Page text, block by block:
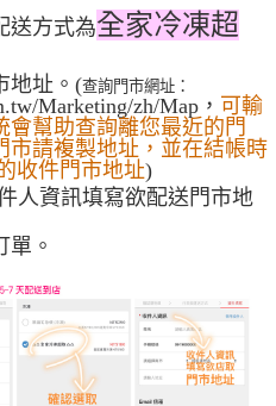
相關疑問，請聯繫「AFTEE先享後付
support/home
之「AFTEE先享後付」服務完成之交
資料，並將交易相關給付款項請求債
下網址：
理人或監護人之同意方可使用
者引起之損失，本公司不負相關責
度不足之情形，本公司將視審查結果
資訊註冊。若發現惡意使用之情形，
戶之使用額度並採取法律行動。
送方式為全家冷凍超
地址。(查詢門市網址：
Marketing/zh/Map， 可輸
會幫助查詢離您最近的門
市請複製地址，並在結帳時
收件門市地址)
人資訊填寫欲配送門市地
單。